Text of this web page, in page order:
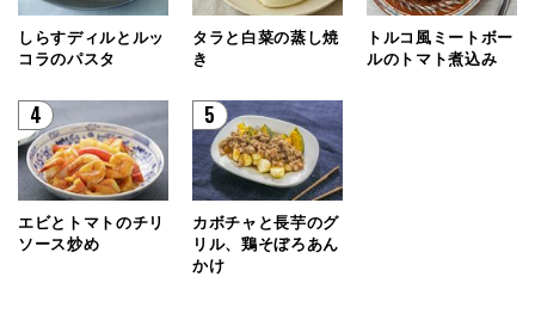
しらすディルとルッ
コラのパスタ
タラと白菜の蒸し焼
き
トルコ風ミートボー
ルのトマト煮込み
4
エビとトマトのチリ
ソース炒め
5
カボチャと長芋のグ
リル、鶏そぼろあん
かけ